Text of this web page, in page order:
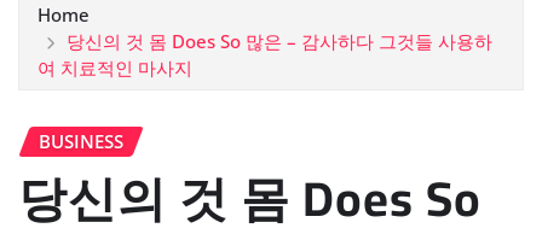
Home
당신의 것 몸 Does So 많은 – 감사하다 그것들 사용하
여 치료적인 마사지
BUSINESS
당신의 것 몸 Does So